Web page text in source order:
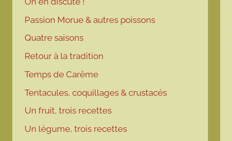
Passion Morue & autres poissons
Quatre saisons
Retour à la tradition
Temps de Carême
Tentacules, coquillages & crustacés
Un fruit, trois recettes
Un légume, trois recettes